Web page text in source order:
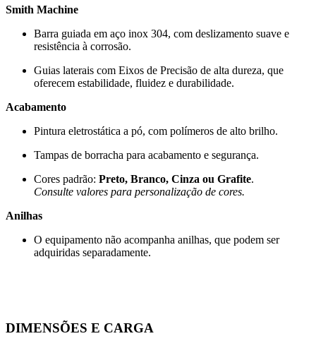
Smith Machine
Barra guiada em aço inox 304, com deslizamento suave e
resistência à corrosão.
Guias laterais com Eixos de Precisão de alta dureza, que
oferecem estabilidade, fluidez e durabilidade.
Acabamento
Pintura eletrostática a pó, com polímeros de alto brilho.
Tampas de borracha para acabamento e segurança.
Cores padrão: Preto, Branco, Cinza ou Grafite.
Consulte valores para personalização de cores.
Anilhas
O equipamento não acompanha anilhas, que podem ser
adquiridas separadamente.
DIMENSÕES E CARGA